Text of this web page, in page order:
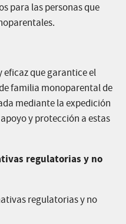
para las personas que
que garantice el
familia monoparental de
mediante la expedición
y protección a estas
regulatorias y no
regulatorias y no